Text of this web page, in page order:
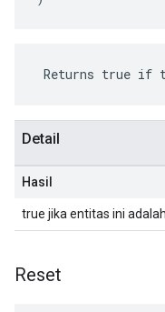
Returns true if
Detail
Hasil
true jika entitas ini
Reset